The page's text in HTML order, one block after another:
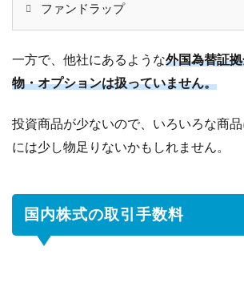
ファンドラップ
一方で、他社にあるような外国為替証
物・オプションは扱っていません。
投資商品が少ないので、いろいろな商
には少し物足りないかもしれません。
国内株式の取引手数料